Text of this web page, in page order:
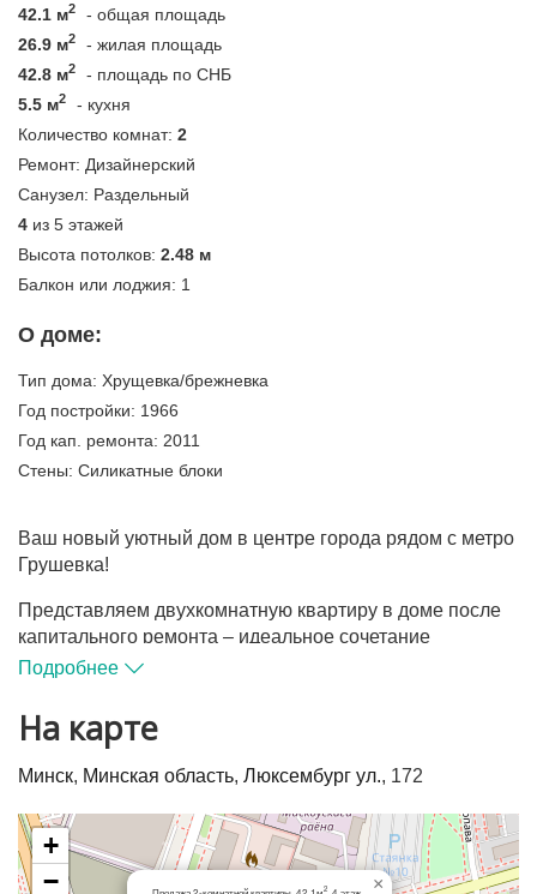
42.1 м2
- общая площадь
26.9 м2
- жилая площадь
42.8 м2
- площадь по СНБ
5.5 м2
- кухня
Количество комнат: 2
Ремонт: Дизайнерский
Санузел: Раздельный
4 из 5 этажей
Высота потолков: 2.48 м
Балкон или лоджия: 1
О доме:
Тип дома: Хрущевка/брежневка
Год постройки: 1966
Год кап. ремонта: 2011
Стены: Силикатные блоки
Ваш новый уютный дом в центре города рядом с метро
Грушевка!
Представляем двухкомнатную квартиру в доме после
капитального ремонта – идеальное сочетание
комфорта, уюта и функциональности.
остановки до ст. метро Пушкинская – удобное
рядом: сквер Полянка, Грушевский и
Маломедвежинский с водоёмом.
Подробнее
На карте
Минск, Минская область, Люксембург ул., 172
2 ×
+
−